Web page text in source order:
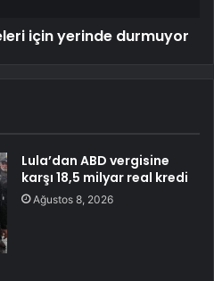
için yerinde durmuyor
Lula’dan ABD vergisine
karşı 18,5 milyar real kredi
Ağustos 8, 2026